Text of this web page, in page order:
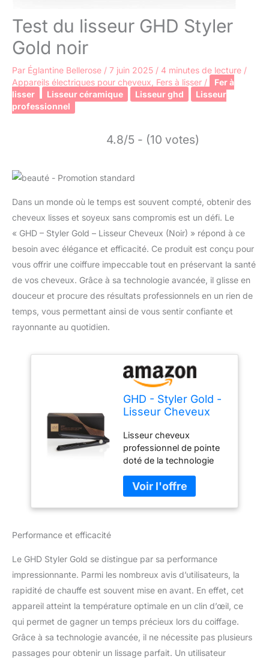
Test du lisseur GHD Styler
Gold noir
Par Églantine Bellerose / 7 juin 2025 / 4 minutes de lecture /
Appareils électriques pour cheveux Fers à lisser /
Fer à
lisser
Lisseur céramique Lisseur ghd
Lisseur
professionnel
4.8/5 - (10 votes)
Dans un monde où le temps est souvent compté, obtenir des
cheveux lisses et soyeux sans compromis est un défi. Le
« GHD – Styler Gold – Lisseur Cheveux (Noir) » répond à ce
besoin avec élégance et efficacité. Ce produit est conçu pour
vous offrir une coiffure impeccable tout en préservant la santé
de vos cheveux. Grâce à sa technologie avancée, il glisse en
douceur et procure des résultats professionnels en un rien de
temps, vous permettant ainsi de vous sentir confiante et
rayonnante au quotidien.
GHD - Styler Gold -
Lisseur Cheveux
Lisseur cheveux
professionnel de pointe
doté de la technologie
chaleur nouvelle
génération pour assurer
de façon constante des
température optimale de
coiffage de 185°C pour
des résultats
compromettre la santé
de vos cheveux. Plaques
lisses et profilées pour
un coiffage facile et un
Performance et efficacité
Le GHD Styler Gold se distingue par sa performance
impressionnante. Parmi les nombreux avis d’utilisateurs, la
rapidité de chauffe est souvent mise en avant. En effet, cet
appareil atteint la température optimale en un clin d’œil, ce
qui permet de gagner un temps précieux lors du coiffage.
Grâce à sa technologie avancée, il ne nécessite pas plusieurs
passages pour obtenir un lissage parfait. Un utilisateur